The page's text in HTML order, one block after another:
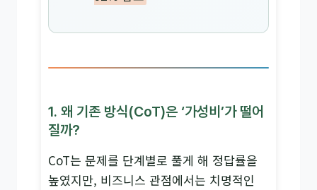
1. 왜 기존 방식(CoT)은 ‘가성비’가 떨어
질까?
CoT는 문제를 단계별로 풀게 해 정답률을
높였지만, 비즈니스 관점에서는 치명적인